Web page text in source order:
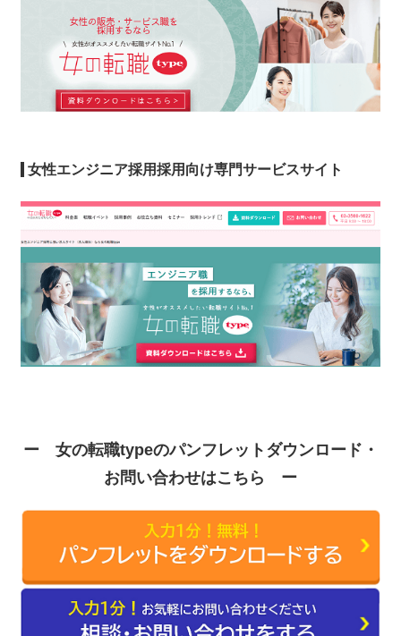
女性エンジニア採用採用向け専門サービスサイト
ー 女の転職typeのパンフレットダウンロード・
お問い合わせはこちら ー